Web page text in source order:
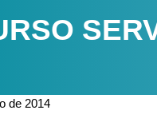
de 2014